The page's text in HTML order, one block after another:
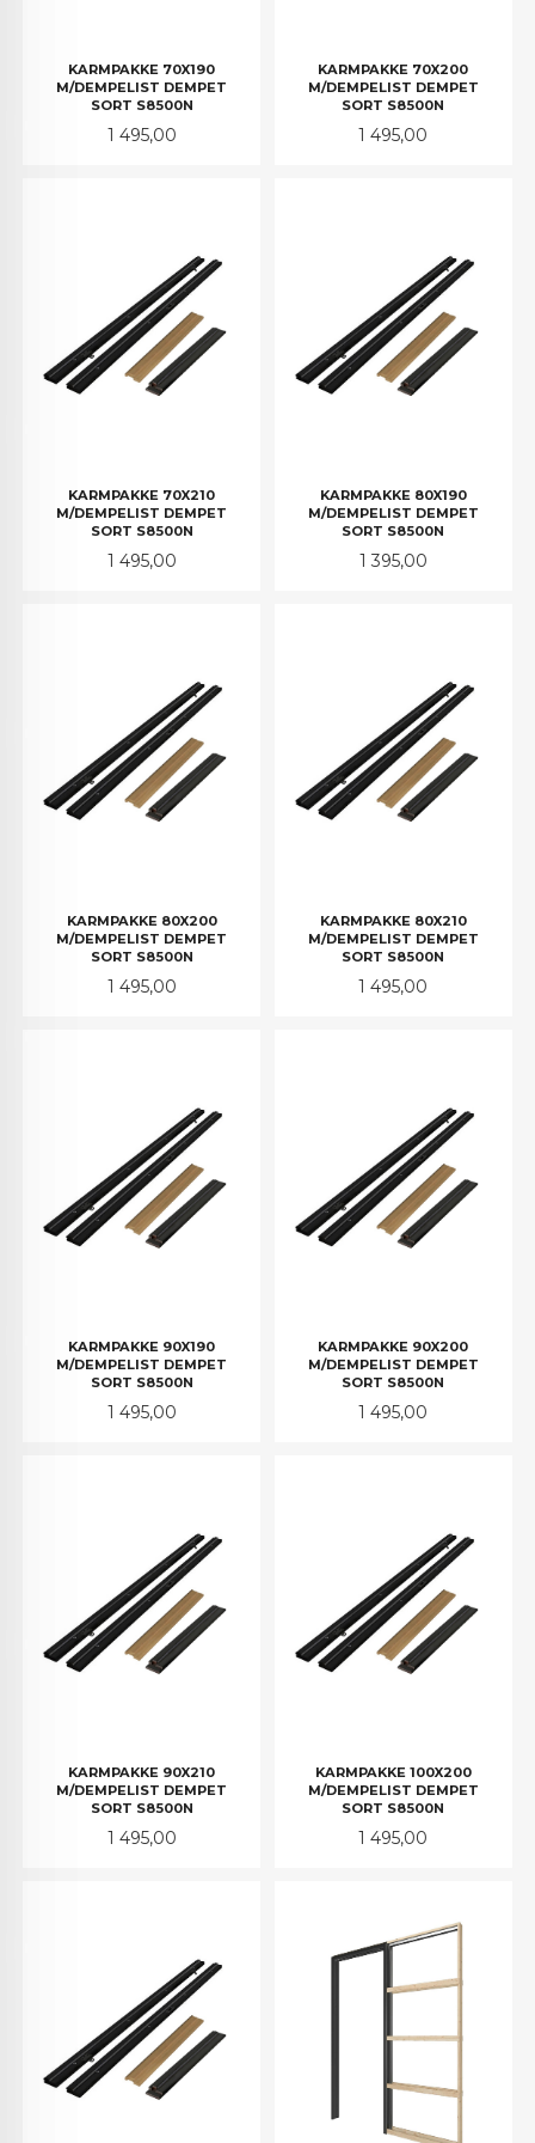
KARMPAKKE 70X190
M/DEMPELIST DEMPET
SORT S8500N
Pris
1 495,00
KARMPAKKE 70X200
M/DEMPELIST DEMPET
SORT S8500N
Pris
1 495,00
KARMPAKKE 70X210
M/DEMPELIST DEMPET
SORT S8500N
Pris
1 495,00
KARMPAKKE 80X190
M/DEMPELIST DEMPET
SORT S8500N
Pris
1 395,00
KARMPAKKE 80X200
M/DEMPELIST DEMPET
SORT S8500N
Pris
1 495,00
KARMPAKKE 80X210
M/DEMPELIST DEMPET
SORT S8500N
Pris
1 495,00
KARMPAKKE 90X190
M/DEMPELIST DEMPET
SORT S8500N
Pris
1 495,00
KARMPAKKE 90X200
M/DEMPELIST DEMPET
SORT S8500N
Pris
1 495,00
KARMPAKKE 90X210
M/DEMPELIST DEMPET
SORT S8500N
Pris
1 495,00
KARMPAKKE 100X200
M/DEMPELIST DEMPET
SORT S8500N
Pris
1 495,00